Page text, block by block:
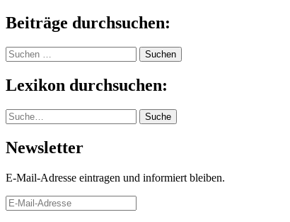
Beiträge durchsuchen:
Suchen
nach:
Lexikon durchsuchen:
Suche Suche
Newsletter
E-Mail-Adresse eintragen und informiert bleiben.
E-
Mail-